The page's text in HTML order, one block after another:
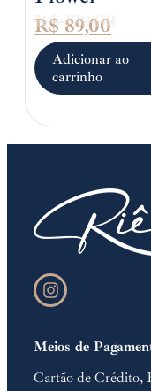
R$ 120,00
R$ 89,00
Adicionar ao
carrinho
Meios de
Cartão de Crédito,